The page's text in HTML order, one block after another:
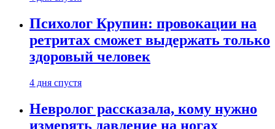
Психолог Крупин: провокации на
ретритах сможет выдержать только
здоровый человек
4 дня спустя
Невролог рассказала, кому нужно
измерять давление на ногах